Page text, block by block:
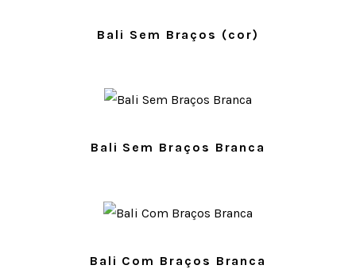
Bali Sem Braços (cor)
Bali Sem Braços Branca
Bali Com Braços Branca